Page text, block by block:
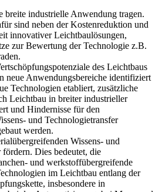
breite industrielle Anwendung tragen.
sind neben der Kostenreduktion und
innovativer Leichtbaulösungen,
zur Bewertung der Technologie z.B.
des Leichtbaus
neue Anwendungsbereiche identifiziert
Technologien etabliert, zusätzliche
Leichtbau in breiter industrieller
und Hindernisse für den
und Technologietransfer
werden.
Wissens- und
Dies bedeutet, die
und werkstoffübergreifende
im Leichtbau entlang der
insbesondere in